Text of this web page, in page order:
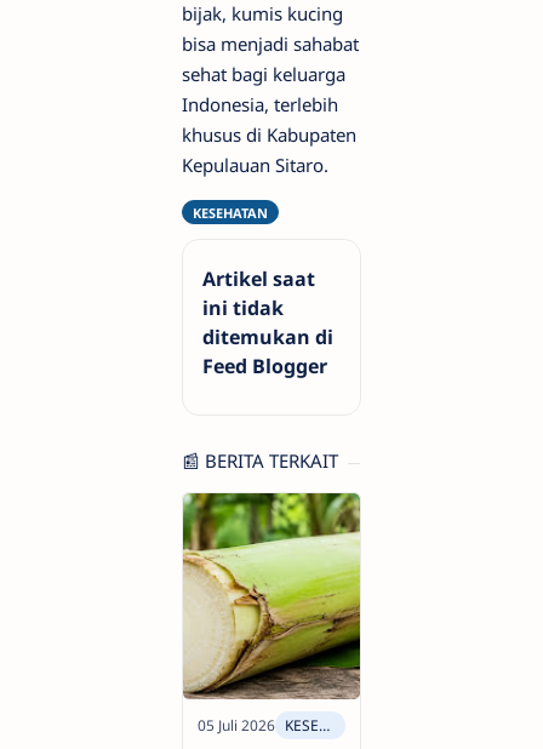
bijak, kumis kucing
bisa menjadi sahabat
sehat bagi keluarga
Indonesia, terlebih
khusus di Kabupaten
Kepulauan Sitaro.
Artikel saat
ini tidak
ditemukan di
Feed Blogger
📰 BERITA TERKAIT